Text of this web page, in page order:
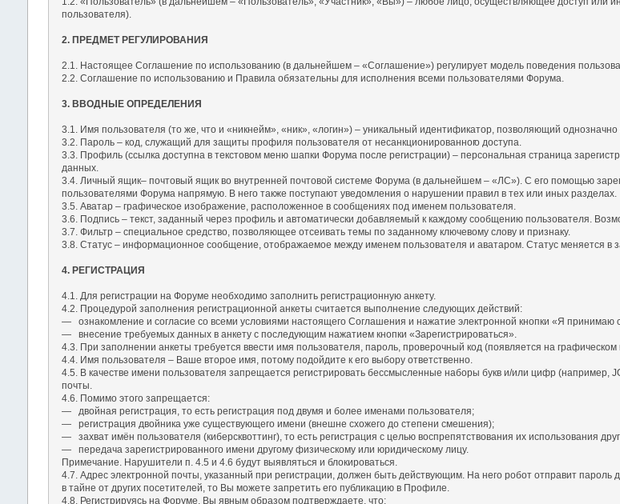
пользователя).
2. ПРЕДМЕТ РЕГУЛИРОВАНИЯ
2.1. Настоящее Соглашение по использованию (в дальнейшем – «Соглашение») регулирует модель поведения
2.2. Соглашение по использованию и Правила обязательны для исполнения всеми пользователями Форума.
3. ВВОДНЫЕ ОПРЕДЕЛЕНИЯ
3.1. Имя пользователя (то же, что и «никнейм», «ник», «логин») – уникальный идентификатор, позволяющий однозначно
3.2. Пароль – код, служащий для защиты профиля пользователя от несанкционированного доступа.
3.3. Профиль (ссылка доступна в текстовом меню шапки Форума после регистрации) – персональная страница
данных.
3.4. Личный ящик– почтовый ящик во внутренней почтовой системе Форума (в дальнейшем – «ЛС»). С его помощью
пользователями Форума напрямую. В него также поступают уведомления о нарушении правил в тех или иных разделах.
3.5. Аватар – графическое изображение, расположенное в сообщениях под именем пользователя.
3.6. Подпись – текст, заданный через профиль и автоматически добавляемый к каждому сообщению пользователя.
3.7. Фильтр – специальное средство, позволяющее отсеивать темы по заданному ключевому слову и признаку.
3.8. Статус – информационное сообщение, отображаемое между именем пользователя и аватаром. Статус меняется в
4. РЕГИСТРАЦИЯ
4.1. Для регистрации на Форуме необходимо заполнить регистрационную анкету.
4.2. Процедурой заполнения регистрационной анкеты считается выполнение следующих действий:
― ознакомление и согласие со всеми условиями настоящего Соглашения и нажатие электронной кнопки «Я принимаю
― внесение требуемых данных в анкету с последующим нажатием кнопки «Зарегистрироваться».
4.3. При заполнении анкеты требуется ввести имя пользователя, пароль, проверочный код (появляется на
4.4. Имя пользователя – Ваше второе имя, потому подойдите к его выбору ответственно.
4.5. В качестве имени пользователя запрещается регистрировать бессмысленные наборы букв и/или цифр (например,
почты.
4.6. Помимо этого запрещается:
― двойная регистрация, то есть регистрация под двумя и более именами пользователя;
― регистрация двойника уже существующего имени (внешне схожего до степени смешения);
― захват имён пользователя (киберсквоттинг), то есть регистрация с целью воспрепятствования их использования
― передача зарегистрированного имени другому физическому или юридическому лицу.
Примечание. Нарушители п. 4.5 и 4.6 будут выявляться и блокироваться.
4.7. Адрес электронной почты, указанный при регистрации, должен быть действующим. На него робот отправит
в тайне от других посетителей, то Вы можете запретить его публикацию в Профиле.
4.8. Регистрируясь на Форуме, Вы явным образом подтверждаете, что: